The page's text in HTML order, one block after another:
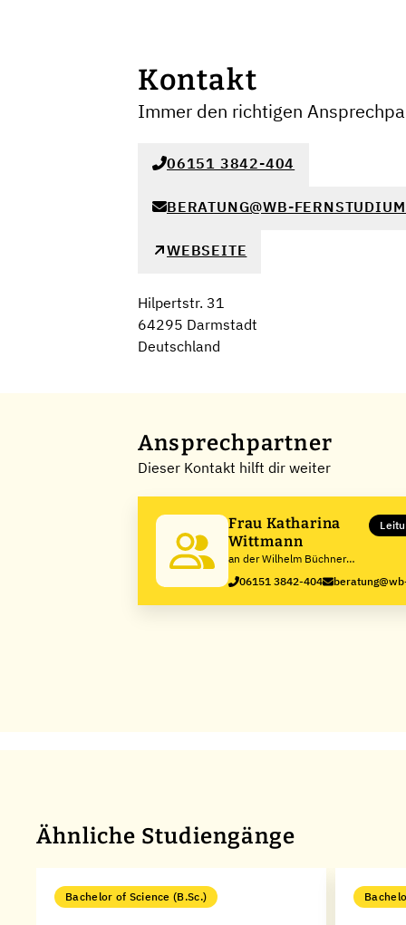
Kontakt
Immer den richtigen
06151 3842-404
BERATUNG@WB-
WEBSEITE
Hilpertstr. 31
64295 Darmstadt
Deutschland
Ansprechpartner
Dieser Kontakt hilft dir weiter
Frau Katharina
Wittmann
an der Wilhelm Büchner
Hochschule
06151 3842-404
Ähnliche Studiengänge
Bachelor of Science (B.Sc.)